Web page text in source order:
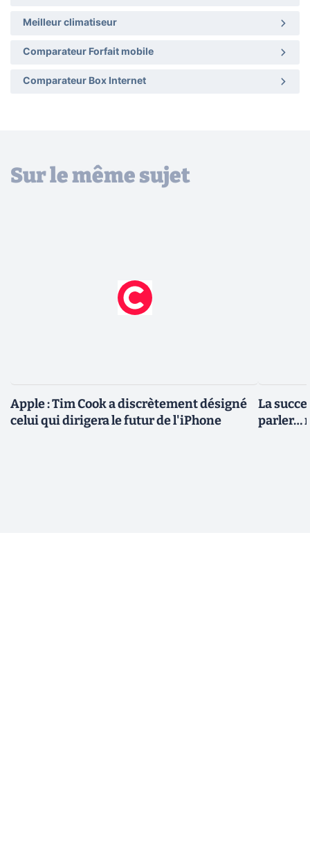
Meilleur climatiseur
Comparateur Forfait mobile
Comparateur Box Internet
Sur le même sujet
Apple : Tim Cook a discrètement désigné
celui qui dirigera le futur de l'iPhone
La
parler…